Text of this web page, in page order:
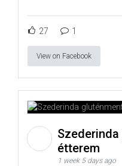
27 1
View on Facebook
étterem
1 week 5 days ago